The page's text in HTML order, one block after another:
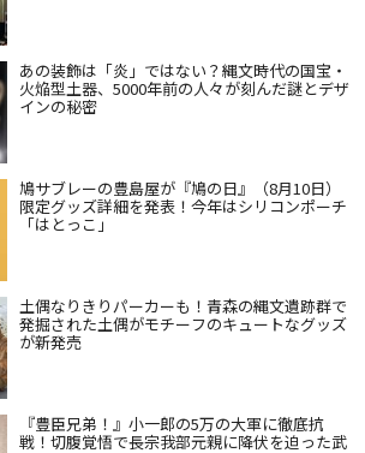
あの装飾は「炎」ではない？縄文時代の国宝・
火焔型土器、5000年前の人々が刻んだ謎とデザ
インの秘密
鳩サブレーの豊島屋が『鳩の日』（8月10日）
限定グッズ詳細を発表！今年はシリコンポーチ
「はとっこ」
土偶なりきりパーカーも！青森の縄文遺跡群で
発掘された土偶がモチーフのキュートなグッズ
が新発売
『豊臣兄弟！』小一郎の5万の大軍に徹底抗
戦！切腹覚悟で長宗我部元親に降伏を迫った武